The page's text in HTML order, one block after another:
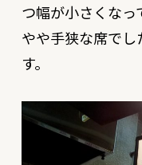
つ幅が小さくな
やや手狭な席で
す。